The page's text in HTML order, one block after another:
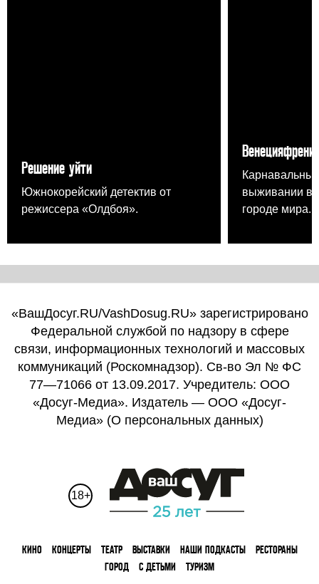
Решение уйти
Южнокорейский детектив от
режиссера «Олдбоя».
выживании в
городе мира.
«ВашДосуг.RU/VashDosug.RU» зарегистрировано
Федеральной службой по надзору в сфере
связи, информационных технологий и массовых
коммуникаций (Роскомнадзор). Св-во Эл № ФС
77—71066 от 13.09.2017. Учредитель: ООО
«Досуг-Медиа». Издатель — ООО «Досуг-
Медиа» (О персональных данных)
18+
КИНО КОНЦЕРТЫ ТЕАТР ВЫСТАВКИ НАШИ ПОДКАСТЫ
РЕСТОРАНЫ
ГОРОД
С ДЕТЬМИ ТУРИЗМ